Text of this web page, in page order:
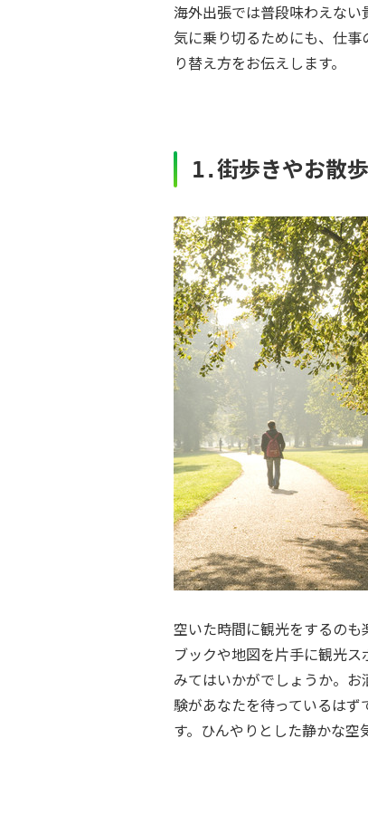
海外出張では普段味わえな
気に乗り切るためにも、仕
り替え方をお伝えします。
1.街歩きやお散
空いた時間に観光をするの
ブックや地図を片手に観光
みてはいかがでしょうか。
験があなたを待っているは
す。ひんやりとした静かな空